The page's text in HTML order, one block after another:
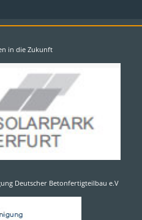
in die Zukunft
Deutscher Betonfertigteilbau e.V